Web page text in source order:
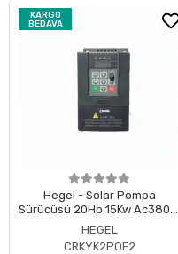
KARGO
BEDAVA
Hegel - Solar Pompa
Sürücüsü 20Hp 15Kw Ac380V,
Pv Giriş Max 900V, Çalışma
Dc 350-900V
HEGEL
CRKYK2POF2